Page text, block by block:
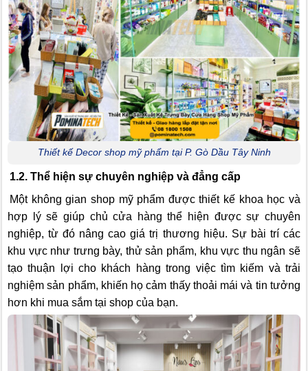
Thiết kế Decor shop mỹ phẩm tại P. Gò Dầu Tây Ninh
1.2. Thể hiện sự chuyên nghiệp và đẳng cấp
Một không gian shop mỹ phẩm được thiết kế khoa học và
hợp lý sẽ giúp chủ cửa hàng thể hiện được sự chuyên
nghiệp, từ đó nâng cao giá trị thương hiệu. Sự bài trí các
khu vực như trưng bày, thử sản phẩm, khu vực thu ngân sẽ
tạo thuận lợi cho khách hàng trong việc tìm kiếm và trải
nghiệm sản phẩm, khiến họ cảm thấy thoải mái và tin tưởng
hơn khi mua sắm tại shop của bạn.